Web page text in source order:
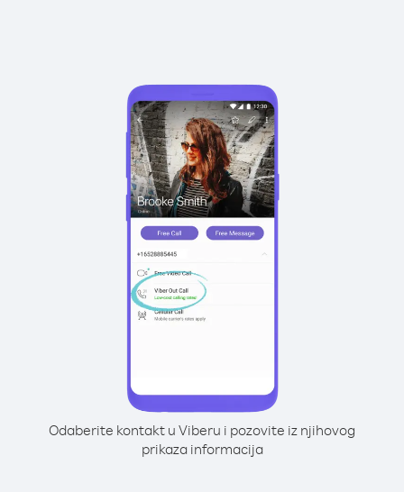
Odaberite kontakt u Viberu i pozovite iz njihovog
prikaza informacija